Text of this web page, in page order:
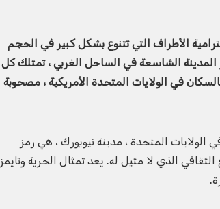
الأطراف التي تتنوع بشكل كبير في الحجم
الشاسعة في الساحل الغربي ، تمتلك كل
في الولايات المتحدة الأمريكية ، مصحوبة
الولايات المتحدة ، مدينة نيويورك ، هي رمز
الذي لا مثيل له. يعد تمثال الحرية وتايمز